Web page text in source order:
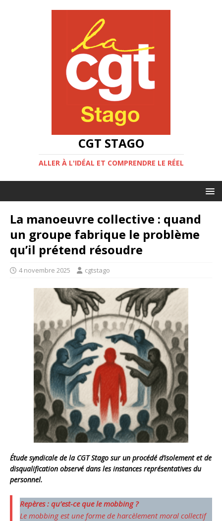
CGT STAGO
ALLER À L'IDÉAL ET COMPRENDRE LE RÉEL
La manoeuvre collective : quand
un groupe fabrique le problème
qu’il prétend résoudre
4 novembre 2025 cgtstago
Étude syndicale de la CGT Stago sur un procédé d’isolement et de
disqualification observé dans les instances représentatives du
personnel.
Repères : qu’est-ce que le mobbing ?
Le mobbing est une forme de harcèlement moral collectif